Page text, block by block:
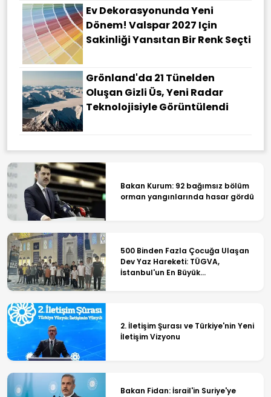
Ev Dekorasyonunda Yeni
Dönem! Valspar 2027 Için
Sakinliği Yansıtan Bir Renk Seçti
Grönland'da 21 Tünelden
Oluşan Gizli Üs, Yeni Radar
Teknolojisiyle Görüntülendi
Bakan Kurum: 92 bağımsız bölüm
orman yangınlarında hasar gördü
500 Binden Fazla Çocuğa Ulaşan
Dev Yaz Hareketi: TÜGVA,
İstanbul'un En Büyük
2. İletişim Şurası ve Türkiye'nin Yeni
İletişim Vizyonu
Bakan Fidan: İsrail'in Suriye'ye